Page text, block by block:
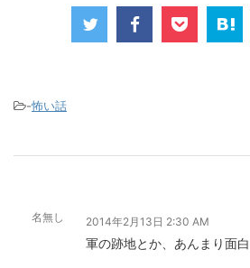
-怖い話
名無し 2014年2月13日 2:30 AM
軍の跡地とか、あんまり面